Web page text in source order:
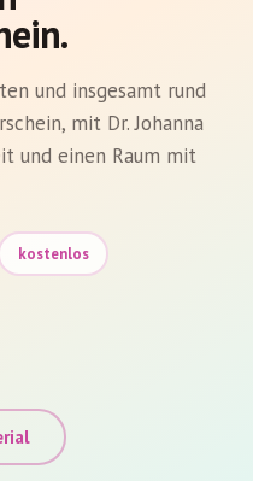
und insgesamt rund
mit Dr. Johanna
und einen Raum mit
kostenlos